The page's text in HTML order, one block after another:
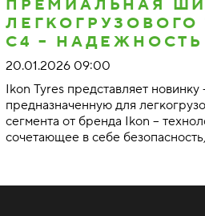
ПРЕМИАЛЬНАЯ
ЛЕГКОГРУЗОВОГО
C4 –
20.01.2026 09:00
Ikon Tyres представляет
предназначенную для
сегмента от бренда Ikon –
сочетающее в себе